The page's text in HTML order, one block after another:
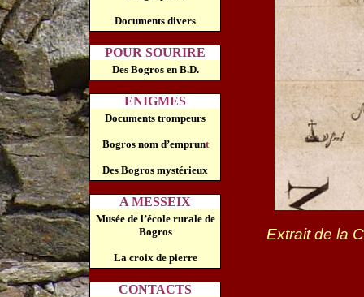
Documents divers
POUR SOURIRE
Des Bogros en B.D.
ENIGMES
Documents trompeurs
Bogros nom d’emprunt
Des Bogros mystérieux
A MESSEIX
Musée de l’école rurale de
Bogros
La croix de pierre
CONTACTS
Extrait de la